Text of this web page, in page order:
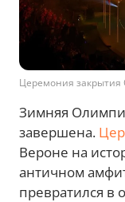
Церемония закрытия
Зимняя
завершена.
Вероне на
античном
превратился в